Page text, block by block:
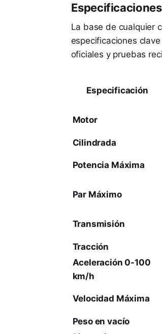
La base de cualquier
especificaciones
oficiales y pruebas
Especificación
Motor
Cilindrada
Potencia Máxima
Par Máximo
Transmisión
Tracción
Aceleración 0-100
km/h
Velocidad Máxima
Peso en vacío